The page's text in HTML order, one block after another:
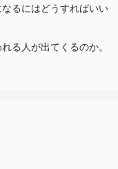
るにはどうすればいい
る人が出てくるのか。